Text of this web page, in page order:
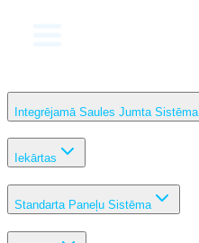
Integrējamā Saules Jumta Sistēma
Iekārtas
Standarta Paneļu Sistēma